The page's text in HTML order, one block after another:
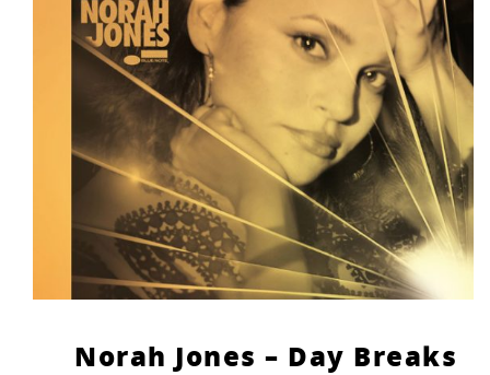
format_underlined הוסף קו תחתון לקישורים
font_download סמן קישורים
את
כל
האפשרויות
Norah Jones – Day Breaks